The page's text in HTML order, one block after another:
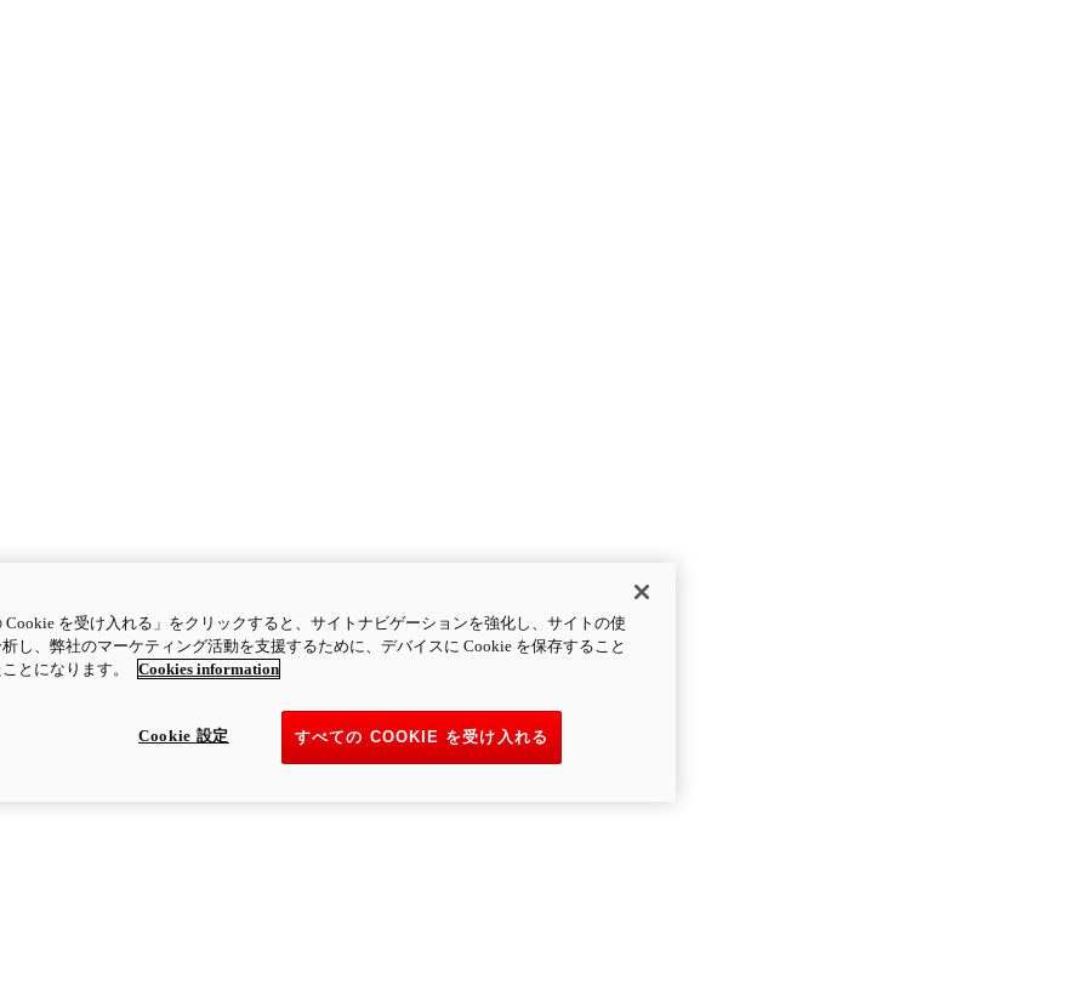
Cookie を受け入れる」をクリックすると、サイトナビゲーションを強化し、サイトの使
し、弊社のマーケティング活動を支援するために、デバイスに Cookie を保存すること
とになります。
Cookies information
すべての COOKIE を受け入れる
Cookie 設定